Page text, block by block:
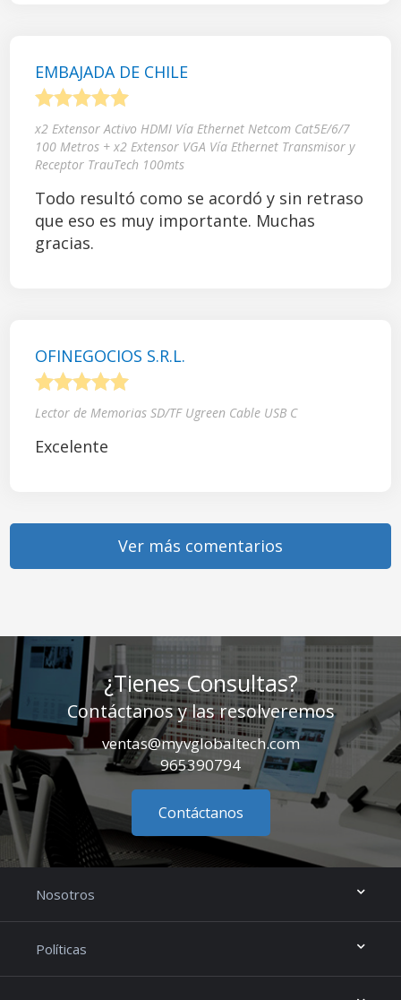
EMBAJADA DE CHILE
x2 Extensor Activo HDMI Vía Ethernet Netcom Cat5E/6/7
100 Metros + x2 Extensor VGA Vía Ethernet Transmisor y
Receptor TrauTech 100mts
Todo resultó como se acordó y sin retraso
que eso es muy importante. Muchas
gracias.
OFINEGOCIOS S.R.L.
Lector de Memorias SD/TF Ugreen Cable USB C
Excelente
Ver más comentarios
¿Tienes Consultas?
Contáctanos y las resolveremos
ventas@myvglobaltech.com
965390794
Contáctanos
Nosotros
Políticas